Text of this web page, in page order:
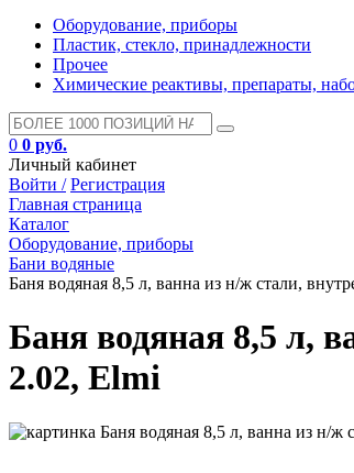
Оборудование, приборы
Пластик, стекло, принадлежности
Прочее
Химические реактивы, препараты,
0 0 руб.
Личный кабинет
Войти / Регистрация
Главная страница
Каталог
Оборудование, приборы
Бани водяные
Баня водяная 8,5 л, ванна из н/ж стали,
Баня водяная 8,5 л,
2.02, Elmi